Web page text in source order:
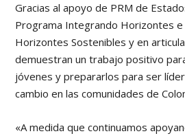
Gracias al apoyo de PRM de
Programa Integrando Horizontes
Horizontes Sostenibles y en
demuestran un trabajo positivo
jóvenes y prepararlos para ser
cambio en las comunidades de
«A medida que continuamos